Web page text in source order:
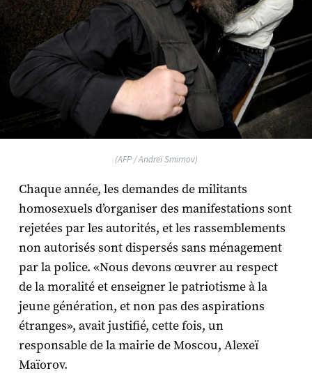
(AFP / Andreï Smirnov)
Chaque année, les demandes de militants
homosexuels d’organiser des manifestations sont
rejetées par les autorités, et les rassemblements
non autorisés sont dispersés sans ménagement
par la police. «Nous devons œuvrer au respect
de la moralité et enseigner le patriotisme à la
jeune génération, et non pas des aspirations
étranges», avait justifié, cette fois, un
responsable de la mairie de Moscou, Alexeï
Maïorov.